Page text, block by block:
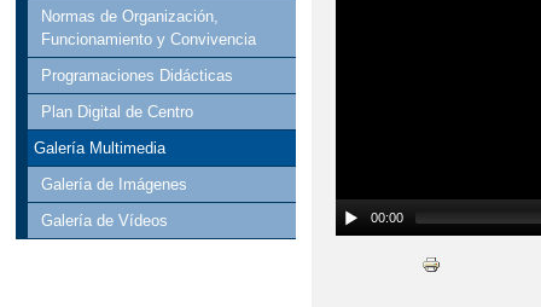
Normas de Organización,
Funcionamiento y Convivencia
Programaciones Didácticas
Plan Digital de Centro
Galería Multimedia
Galería de Imágenes
Galería de Vídeos
00:00